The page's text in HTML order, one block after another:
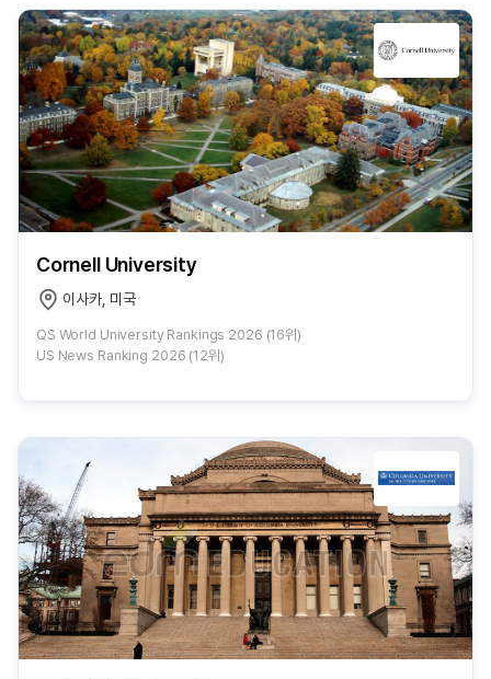
Cornell University
이사카, 미국
QS World University Rankings 2026 (16위)
US News Ranking 2026 (12위)